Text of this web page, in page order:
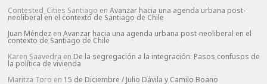
Contested_Cities Santiago enAvanzar hacia una agenda urbana post-
neoliberal en el contexto de Santiago de Chile
Juan Méndez enAvanzar hacia una agenda urbana post-neoliberal en el
contexto de Santiago de Chile
Karen Saavedra en De la segregación a la integración: Pasos confusos de
la política de vivienda
Maritza Toro en 15 de Diciembre / Julio Dávila y Camilo Boano